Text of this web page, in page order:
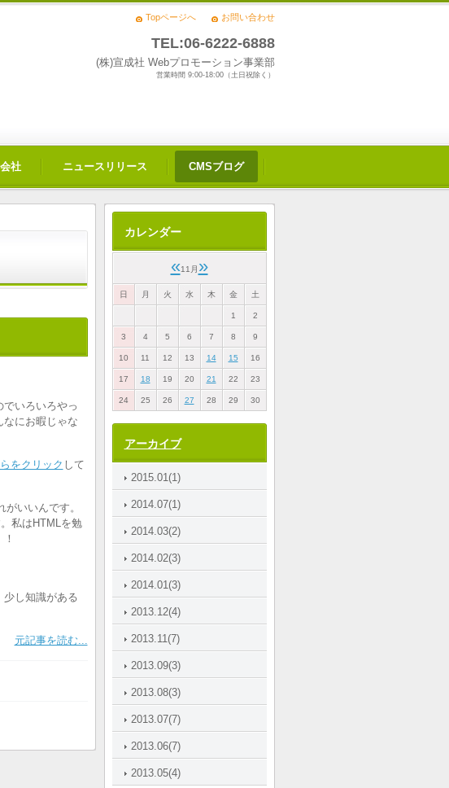
Topページへ お問い合わせ
TEL:06-6222-6888
(株)宣成社 Webプロモーション事業部
営業時間 9:00-18:00（土日祝除く）
社 ニュースリリース CMSブログ
いろいろやっ
にお暇じゃな
をクリック して
いいんです。
私はHTMLを勉
し知識がある
元記事を読む...
カレンダー
«11月 »
日 月 火 水 木 金 土
1 2
3 4 5 6 7 8 9
10 11 12 13 14 15 16
17 18 19 20 21 22 23
24 25 26 27 28 29 30
アーカイブ
2015.01(1)
2014.07(1)
2014.03(2)
2014.02(3)
2014.01(3)
2013.12(4)
2013.11(7)
2013.09(3)
2013.08(3)
2013.07(7)
2013.06(7)
2013.05(4)